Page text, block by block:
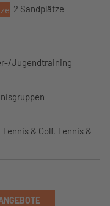
2 Sandplätze
Jugendtraining
& Golf, Tennis &